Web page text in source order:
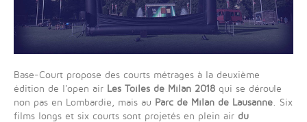
Base-Court propose des courts métrages à la deuxième
édition de l'open air Les Toiles de Milan 2018 qui se déroule
non pas en Lombardie, mais au Parc de Milan de Lausanne. Six
films longs et six courts sont projetés en plein air du